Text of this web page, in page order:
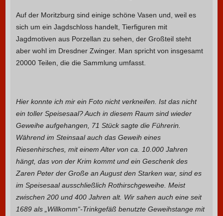
Auf der Moritzburg sind einige schöne Vasen und, weil es
sich um ein Jagdschloss handelt, Tierfiguren mit
Jagdmotiven aus Porzellan zu sehen, der Großteil steht
aber wohl im Dresdner Zwinger. Man spricht von insgesamt
20000 Teilen, die die Sammlung umfasst.
Hier konnte ich mir ein Foto nicht verkneifen. Ist das nicht
ein toller Speisesaal? Auch in diesem Raum sind wieder
Geweihe aufgehangen, 71 Stück sagte die Führerin.
Während im Steinsaal auch das Geweih eines
Riesenhirsches, mit einem Alter von ca. 10.000 Jahren
hängt, das von der Krim kommt und ein Geschenk des
Zaren Peter der Große an August den Starken war, sind es
im Speisesaal ausschließlich Rothirschgeweihe. Meist
zwischen 200 und 400 Jahren alt. Wir sahen auch eine seit
1689 als „Willkomm“-Trinkgefäß benutzte Geweihstange mit